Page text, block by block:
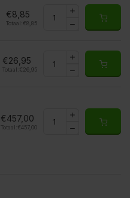
€8,85
Totaal: €8,85
€26,95
Totaal: €26,95
€457,00
Totaal: €457,00